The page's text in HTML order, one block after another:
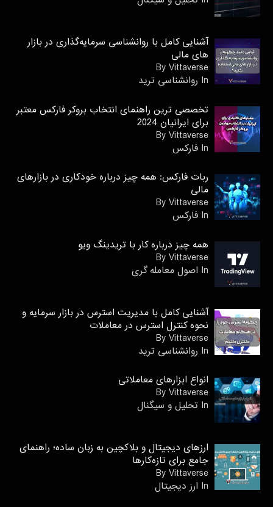
آشنایی کامل با روانشناسی سرمایه‌گذاری در بازار
های مالی
By Vittaverse
In روانشناسى ترید
تخصصی ترین راهنمای انتخاب بروکر فارکس معتبر
برای ایرانیان 2024
By Vittaverse
In فاركس
ربات فارکس: همه چیز درباره خودکاری در بازارهای
مالی
By Vittaverse
In فاركس
همه چیز درباره کار با تریدینگ ویو
By Vittaverse
In اصول معامله گرى
آشنایی کامل با مدیریت استرس در بازار سرمایه و
نحوه کنترل استرس در معاملات
By Vittaverse
In روانشناسى ترید
انواع ابزارهای معاملاتی
By Vittaverse
In تحلیل و سیگنال
ارزهای دیجیتال و بلاکچین به زبان ساده؛ راهنمای
جامع برای تازه‌کارها
By Vittaverse
In ارز دیجیتال